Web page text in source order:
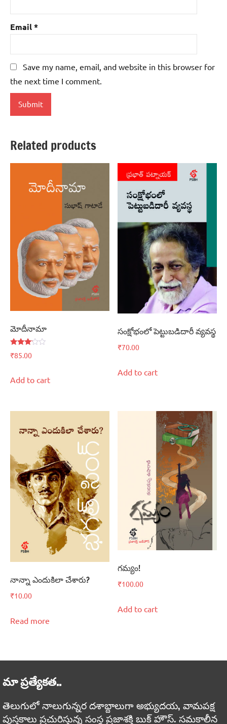
Email*
Save my name, email, and website in this browser for
the next time I comment.
Related products
మోదీనామా
Rated
3.00
₹85.00
Add to cart
సంక్షోభంలో పెట్టుబడిదారీ వ్యవస్థ
₹70.00
Add to cart
నాన్నా ఎందుకిలా చేశారు?
₹10.00
Read more
గమ్యం!
₹100.00
Add to cart
మా ప్రత్యేకత..
తెలుగులో నాలుగున్నర దశాబ్దాలుగా అభ్యుదయ, వామపక్ష
పుస్తకాలు ప్రచురిస్తున్న సంస్థ ప్రజాశక్తి బుక్ హౌస్. సమకాలీన